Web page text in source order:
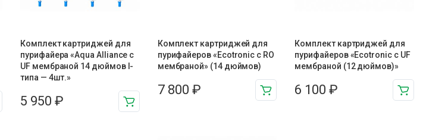
Комплект картриджей для
пурифайера «Aqua Alliance с
UF мембраной 14 дюймов I-
типа — 4шт.»
5 950 ₽
Комплект картриджей для
пурифайеров «Ecotronic с RO
мембраной» (14 дюймов)
7 800 ₽
Комплект картриджей для
пурифайеров «Ecotronic с UF
мембраной (12 дюймов)»
6 100₽